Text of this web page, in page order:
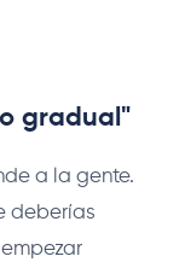
gradual"
a la gente.
deberías